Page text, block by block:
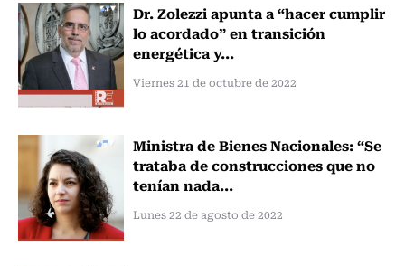
Dr. Zolezzi apunta a “hacer cumplir
lo acordado” en transición
energética y...
Viernes 21 de octubre de 2022
Ministra de Bienes Nacionales: “Se
trataba de construcciones que no
tenían nada...
Lunes 22 de agosto de 2022